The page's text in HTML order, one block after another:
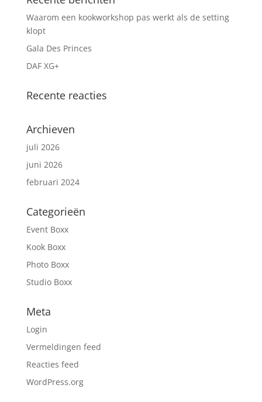
Waarom een kookworkshop pas werkt als de setting
klopt
Gala Des Princes
DAF XG+
Recente reacties
Archieven
juli 2026
juni 2026
februari 2024
Categorieën
Event Boxx
Kook Boxx
Photo Boxx
Studio Boxx
Meta
Login
Vermeldingen feed
Reacties feed
WordPress.org